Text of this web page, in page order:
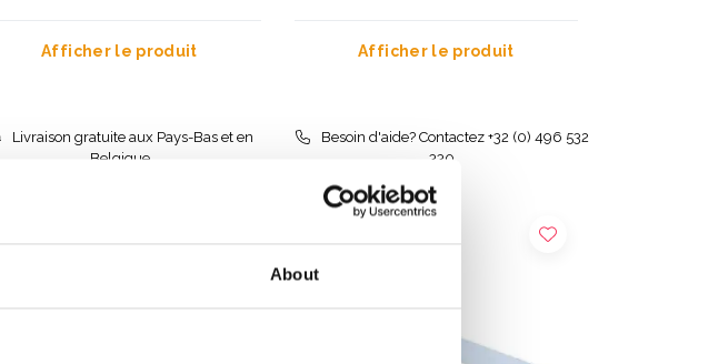
About
Afficher le produit Afficher le produit
Livraison gratuite aux Pays-Bas et en
Belgique
Besoin d'aide? Contactez +32 (0) 496 532
330